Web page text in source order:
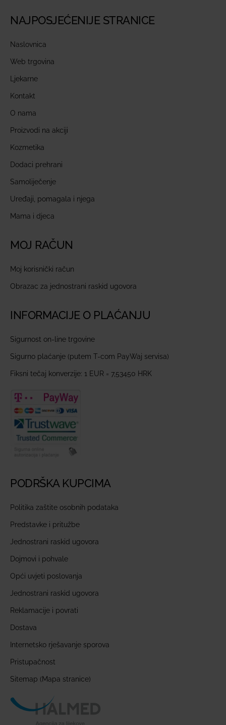
NAJPOSJEĆENIJE STRANICE
Naslovnica
Web trgovina
Ljekarne
Kontakt
O nama
Proizvodi na akciji
Kozmetika
Dodaci prehrani
Samoliječenje
Uređaji, pomagala i njega
Mama i djeca
MOJ RAČUN
Moj korisnički račun
Obrazac za jednostrani raskid ugovora
INFORMACIJE O PLAĆANJU
Sigurnost on-line trgovine
Sigurno plaćanje (putem T-com PayWaj servisa)
Fiksni tečaj konverzije: 1 EUR = 7,53450 HRK
PODRŠKA KUPCIMA
Politika zaštite osobnih podataka
Predstavke i pritužbe
Jednostrani raskid ugovora
Dojmovi i pohvale
Opći uvjeti poslovanja
Jednostrani raskid ugovora
Reklamacije i povrati
Dostava
Internetsko rješavanje sporova
Pristupačnost
Sitemap (Mapa stranice)